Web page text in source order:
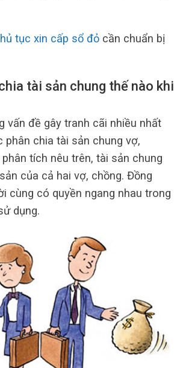
tục xin cấp sổ đỏ cần chuẩn bị
tài sản chung thế nào khi
vấn đề gây tranh cãi nhiều nhất
phân chia tài sản chung vợ,
tích nêu trên, tài sản chung
của cả hai vợ, chồng. Đồng
cùng có quyền ngang nhau trong
dụng.